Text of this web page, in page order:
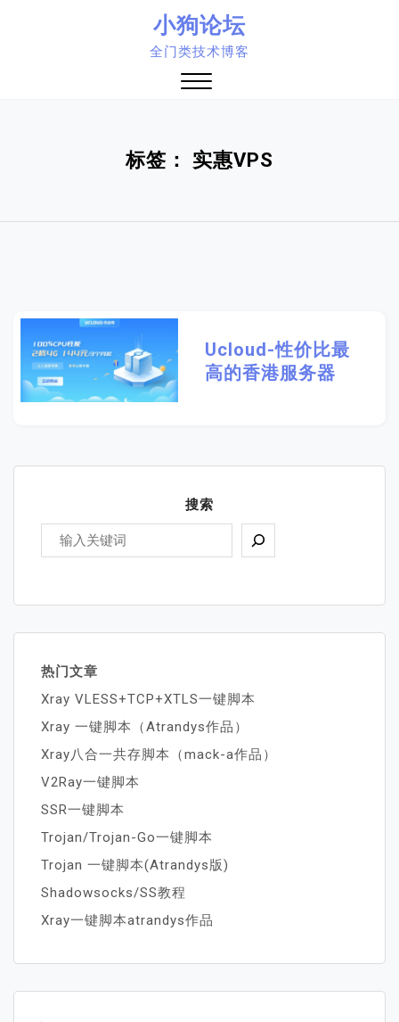
小狗论坛
全门类技术博客
标签： 实惠VPS
Ucloud-性价比最
高的香港服务器
搜索
热门文章
Xray VLESS+TCP+XTLS一键脚本
Xray 一键脚本（Atrandys作品）
Xray八合一共存脚本（mack-a作品）
V2Ray一键脚本
SSR一键脚本
Trojan/Trojan-Go一键脚本
Trojan 一键脚本(Atrandys版)
Shadowsocks/SS教程
Xray一键脚本atrandys作品